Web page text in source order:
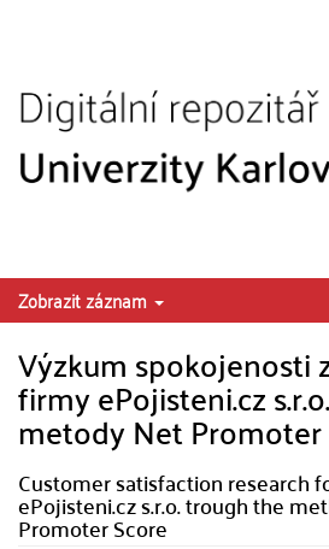
Zobrazit záznam
Výzkum spokojenosti
firmy ePojisteni.cz
metody Net Promoter
Customer satisfaction research
ePojisteni.cz s.r.o. trough the
Promoter Score